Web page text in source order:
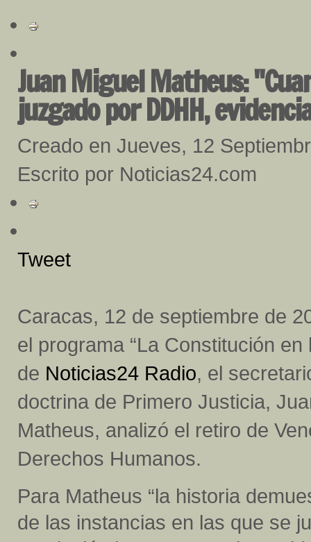
Juan Miguel Matheus:
juzgado por DDHH,
Creado en Jueves, 12
Escrito por Noticias24.com
Tweet
Caracas, 12 de septiembre de
el programa “La Constitución en
de Noticias24 Radio, el
doctrina de Primero Justicia,
Matheus, analizó el retiro de
Derechos Humanos.
Para Matheus “la historia
de las instancias en las que se